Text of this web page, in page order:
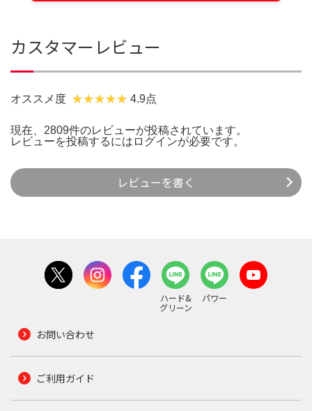
カスタマーレビュー
オススメ度 4.9点
現在、2809件のレビューが投稿されています。
レビューを投稿するには ログインが必要です。
レビューを書く
ハード&
グリーン
パワー
お問い合わせ
ご利用ガイド